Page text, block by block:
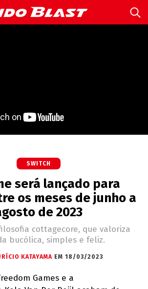
SWITCH
será lançado para
os meses de junho a
de 2023
cottagecore, que valoriza
bucólica, simples e feliz.
KATAYAMA EM 18/03/2023
Games e a